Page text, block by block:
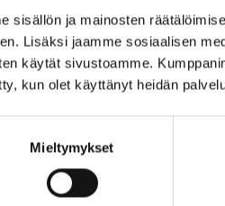
sisällön ja mainosten
Lisäksi jaamme sosiaalisen
käytät sivustoamme.
kun olet käyttänyt heidän
Mieltymykset
Intranet
Et ole kirjautunut sisään.